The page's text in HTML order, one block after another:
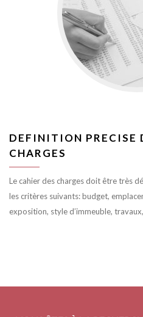
DEFINITION PRECISE
CHARGES
Le cahier des charges doit être très
les critères suivants: budget,
exposition, style d’immeuble,